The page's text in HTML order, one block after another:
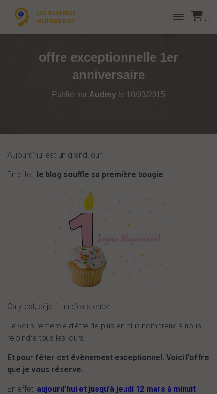
TOGGLE 0
offre exceptionnelle 1er
anniversaire
Publié par Audrey le 10/03/2015
Aujourd’hui est un grand jour.
En effet, le blog souffle sa première bougie.
Ca y est, déjà 1 an d’existence.
Je vous remercie d’être de plus en plus nombreux à nous
rejoindre tous les jours.
Et pour fêter cet évènement exceptionnel. Voici l’offre
que je vous réserve.
En effet, aujourd’hui et jusqu’à jeudi 12 mars à minuit